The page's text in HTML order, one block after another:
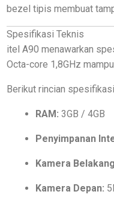
bezel tipis membuat
Spesifikasi Teknis
itel A90 menawarkan
Octa-core 1,8GHz
Berikut rincian
RAM: 3GB / 4GB
Penyimpanan
Kamera
Kamera Depan: